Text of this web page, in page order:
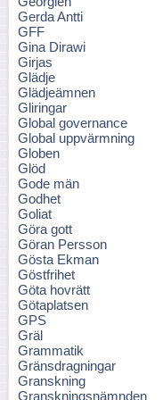
Gerda Antti
GFF
Gina Dirawi
Girjas
Glädje
Glädjeämnen
Gliringar
Global governance
Global uppvärmning
Globen
Glöd
Gode män
Godhet
Goliat
Göra gott
Göran Persson
Gösta Ekman
Göstfrihet
Göta hovrätt
Götaplatsen
GPS
Gräl
Grammatik
Gränsdragningar
Granskning
Granskningsnämnden